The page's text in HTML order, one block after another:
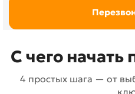
С чего начать
4 простых шага — от